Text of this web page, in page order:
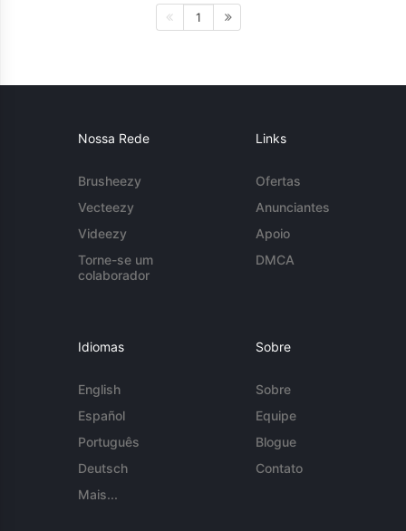
1
Nossa Rede
Brusheezy
Vecteezy
Videezy
Torne-se um
colaborador
Links
Ofertas
Anunciantes
Apoio
DMCA
Idiomas
English
Español
Português
Deutsch
Mais...
Sobre
Sobre
Equipe
Blogue
Contato